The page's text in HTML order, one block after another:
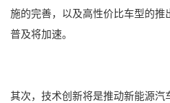
施的完善，以及高性价比车型的
普及将加速‌。
其次，技术创新将是推动新能源